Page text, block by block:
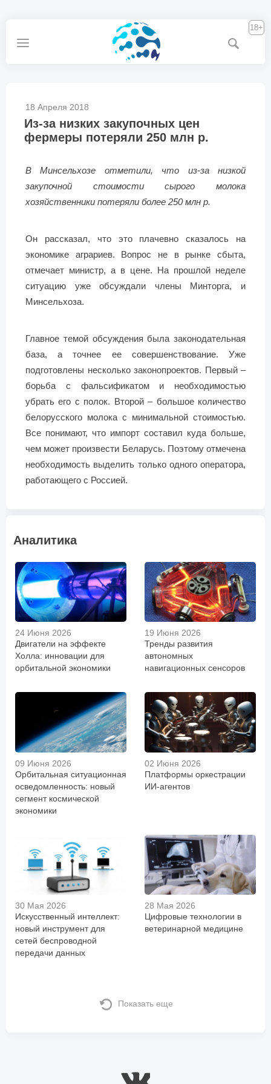
18+
18 Апреля 2018
Из-за низких закупочных цен
фермеры потеряли 250 млн р.
В Минсельхозе отметили, что из-за низкой
закупочной стоимости сырого молока
хозяйственники потеряли более 250 млн р.
Он рассказал, что это плачевно сказалось на
экономике аграриев. Вопрос не в рынке сбыта,
отмечает министр, а в цене. На прошлой неделе
ситуацию уже обсуждали члены Минторга, и
Минсельхоза.
Главное темой обсуждения была законодательная
база, а точнее ее совершенствование. Уже
подготовлены несколько законопроектов. Первый –
борьба с фальсификатом и необходимостью
убрать его с полок. Второй – большое количество
белорусского молока с минимальной стоимостью.
Все понимают, что импорт составил куда больше,
чем может произвести Беларусь. Поэтому отмечена
необходимость выделить только одного оператора,
работающего с Россией.
Аналитика
24 Июня 2026
Двигатели на эффекте
Холла: инновации для
орбитальной экономики
19 Июня 2026
Тренды развития
автономных
навигационных сенсоров
09 Июня 2026
Орбитальная ситуационная
осведомленность: новый
сегмент космической
экономики
02 Июня 2026
Платформы оркестрации
ИИ-агентов
30 Мая 2026
Искусственный интеллект:
новый инструмент для
сетей беспроводной
передачи данных
28 Мая 2026
Цифровые технологии в
ветеринарной медицине
Показать еще